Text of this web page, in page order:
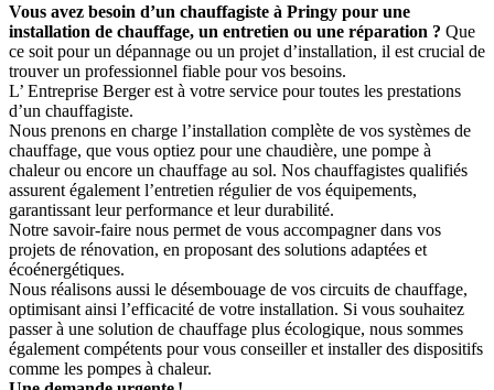
Vous avez besoin d’un chauffagiste à Pringy pour une
installation de chauffage, un entretien ou une réparation ? Que
ce soit pour un dépannage ou un projet d’installation, il est crucial de
trouver un professionnel fiable pour vos besoins.
L’ Entreprise Berger est à votre service pour toutes les prestations
d’un chauffagiste.
Nous prenons en charge l’installation complète de vos systèmes de
chauffage, que vous optiez pour une chaudière, une pompe à
chaleur ou encore un chauffage au sol. Nos chauffagistes qualifiés
assurent également l’entretien régulier de vos équipements,
garantissant leur performance et leur durabilité.
Notre savoir-faire nous permet de vous accompagner dans vos
projets de rénovation, en proposant des solutions adaptées et
écoénergétiques.
Nous réalisons aussi le désembouage de vos circuits de chauffage,
optimisant ainsi l’efficacité de votre installation. Si vous souhaitez
passer à une solution de chauffage plus écologique, nous sommes
également compétents pour vous conseiller et installer des dispositifs
comme les pompes à chaleur.